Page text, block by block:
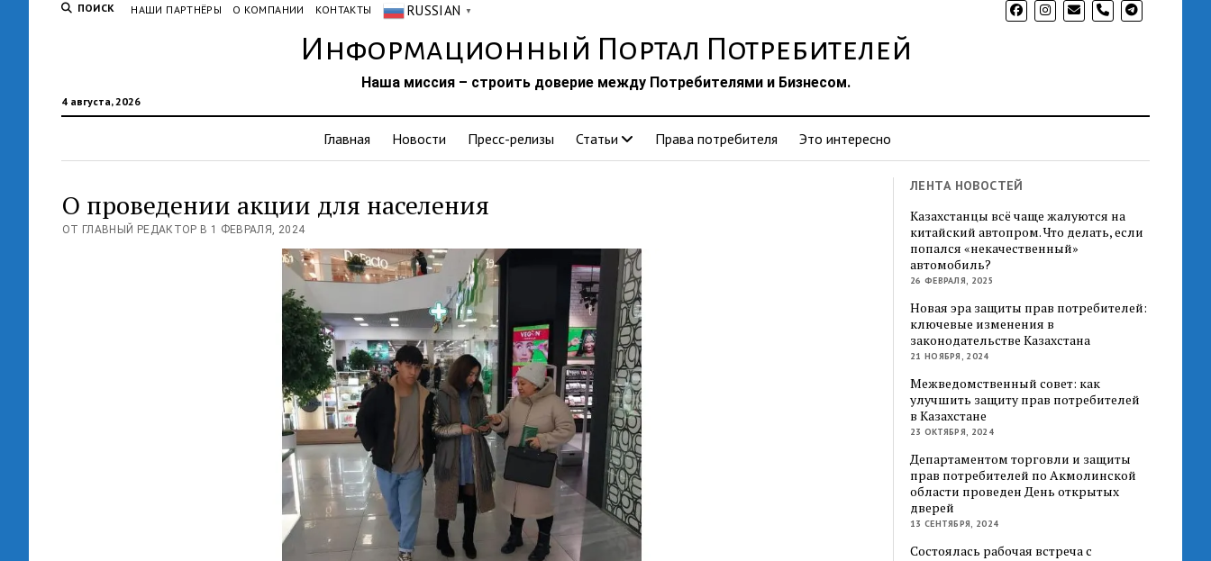
ПОИСК НАШИ ПАРТНЁРЫ О КОМПАНИИ КОНТАКТЫ RUSSIAN ▼ phone
Информационный Портал Потребителей
4 августа, 2026
Наша миссия – строить доверие между Потребителями и Бизнесом.
Главная Новости Пресс-релизы Статьи Права потребителя Это интересно
О проведении акции для населения
ОТ ГЛАВНЫЙ РЕДАКТОР В 1 ФЕВРАЛЯ, 2024
ЛЕНТА НОВОСТЕЙ
Казахстанцы всё чаще жалуются на
китайский автопром. Что делать, если
попался «некачественный»
автомобиль?
26 ФЕВРАЛЯ, 2025
Новая эра защиты прав потребителей:
ключевые изменения в
законодательстве Казахстана
21 НОЯБРЯ, 2024
Межведомственный совет: как
улучшить защиту прав потребителей
в Казахстане
23 ОКТЯБРЯ, 2024
Департаментом торговли и защиты
прав потребителей по Акмолинской
области проведен День открытых
дверей
13 СЕНТЯБРЯ, 2024
Состоялась рабочая встреча с